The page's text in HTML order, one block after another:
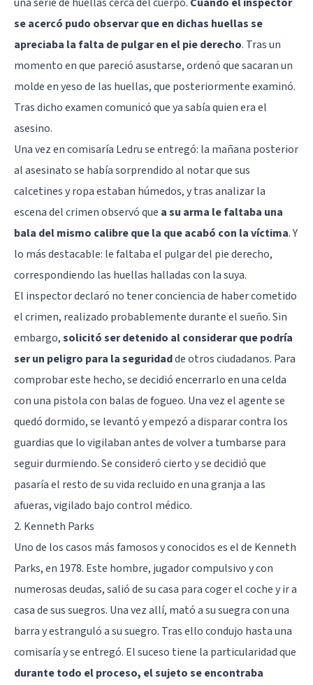
se acercó pudo observar que en dichas huellas se
apreciaba la falta de pulgar en el pie derecho. Tras un
momento en que pareció asustarse, ordenó que sacaran un
molde en yeso de las huellas, que posteriormente examinó.
Tras dicho examen comunicó que ya sabía quien era el
asesino.
Una vez en comisaría Ledru se entregó: la mañana posterior
al asesinato se había sorprendido al notar que sus
calcetines y ropa estaban húmedos, y tras analizar la
escena del crimen observó que a su arma le faltaba una
bala del mismo calibre que la que acabó con la víctima. Y
lo más destacable: le faltaba el pulgar del pie derecho,
correspondiendo las huellas halladas con la suya.
El inspector declaró no tener conciencia de haber cometido
el crimen, realizado probablemente durante el sueño. Sin
embargo,solicitó ser detenido al considerar que podría
ser un peligro para la seguridadde otros ciudadanos. Para
comprobar este hecho, se decidió encerrarlo en una celda
con una pistola con balas de fogueo. Una vez el agente se
quedó dormido, se levantó y empezó a disparar contra los
guardias que lo vigilaban antes de volver a tumbarse para
seguir durmiendo. Se consideró cierto y se decidió que
pasaría el resto de su vida recluido en una granja a las
afueras, vigilado bajo control médico.
2. Kenneth Parks
Uno de los casos más famosos y conocidos es el de Kenneth
Parks, en 1978. Este hombre, jugador compulsivo y con
numerosas deudas, salió de su casa para coger el coche y ir a
casa de sus suegros. Una vez allí, mató a su suegra con una
barra y estranguló a su suegro. Tras ello condujo hasta una
comisaría y se entregó. El suceso tiene la particularidad que
durante todo el proceso, el sujeto se encontraba